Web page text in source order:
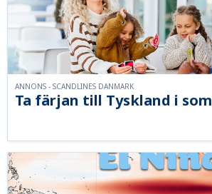
Ta färjan till Tyskland i
ANNONS - SCANDLINES DANMARK